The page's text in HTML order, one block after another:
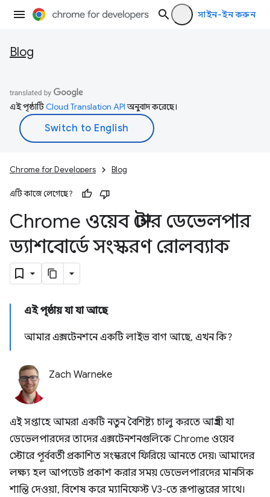
সাইন-ইন করুন
Blog
এই পৃষ্ঠাটিCloud Translation APIঅনুবাদ করেছে।
Chrome for Developers Blog
এটি কাজে লেগেছে?
Chrome ওয়েব স্টোর ডেভেলপার
ড্যাশবোর্ডে সংস্করণ রোলব্যাক
এই পৃষ্ঠায় যা যা আছে
আমার এক্সটেনশনে একটি লাইভ বাগ আছে, এখন কি?
Zach Warneke
এই সপ্তাহে আমরা একটি নতুন বৈশিষ্ট্য চালু করতে আগ্রহী যা
ডেভেলপারদের তাদের এক্সটেনশনগুলিকে Chrome ওয়েব
স্টোরে পূর্ববর্তী প্রকাশিত সংস্করণে ফিরিয়ে আনতে দেয়৷ আমাদের
লক্ষ্য হল আপডেট প্রকাশ করার সময় ডেভেলপারদের মানসিক
শান্তি দেওয়া, বিশেষ করে ম্যানিফেস্ট V3-তে রূপান্তরের সাথে।